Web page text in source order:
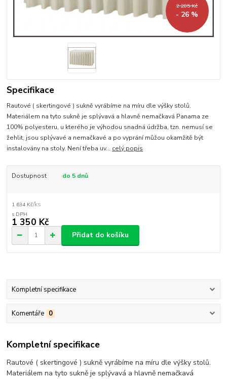
2 205 Kč
- 26 %
Specifikace
Rautové ( skertingové ) sukně vyrábíme na míru dle výšky stolů.
Materiálem na tyto sukně je splývavá a hlavně nemačkavá Panama ze
100% polyesteru, u kterého je výhodou snadná údržba, tzn. nemusí se
žehlit, jsou splývavé a nemačkavé a po vyprání můžou okamžitě být
instalovány na stoly. Není třeba uv... celý popis
Dostupnost do 5 dnů
1 634 Kč/ks
1 350 Kč
Přidat do košíku
Kompletní specifikace
Komentáře 0
Kompletní specifikace
Rautové ( skertingové ) sukně vyrábíme na míru dle výšky stolů.
Materiálem na tyto sukně je splývavá a hlavně nemačkavá